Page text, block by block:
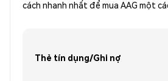
cách nhanh nhất để mua AAG một
Thẻ tín dụng/Ghi nợ